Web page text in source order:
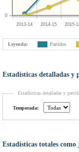
2013-14 2014-15 2015-
0
Leyenda: Partidos
Estadísticas detalladas
Estadísticas detalladas y
Temporada:
Estadísticas totales